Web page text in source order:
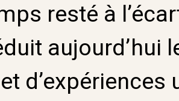
resté à
aujourd’hui